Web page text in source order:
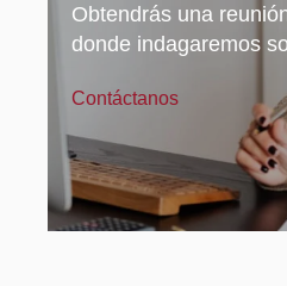
Obtendrás una
donde indagaremos
Contáctanos